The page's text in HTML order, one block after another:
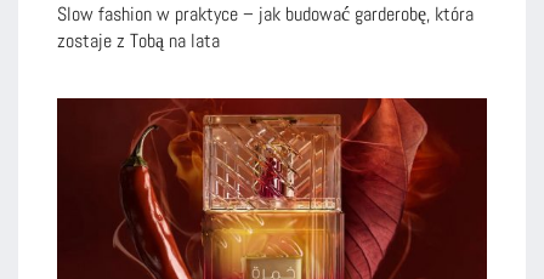
Slow fashion w praktyce – jak budować garderobę, która
zostaje z Tobą na lata